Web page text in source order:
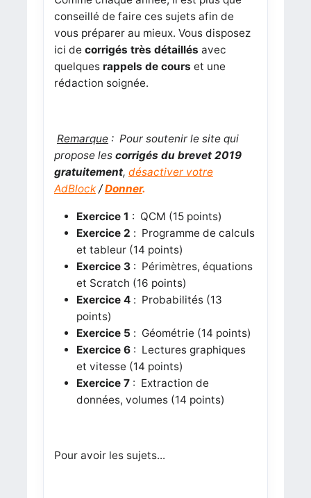
conseillé de faire ces sujets afin de
vous préparer au mieux. Vous disposez
ici de corrigés très détaillés avec
quelques rappels de cours et une
rédaction soignée.
Remarque: Pour soutenir le site qui
propose les corrigés du brevet 2019
gratuitement, désactiver votre
AdBlock / Donner.
Exercice 1 : QCM (15 points)
Exercice 2 : Programme de calculs
et tableur (14 points)
Exercice 3: Périmètres, équations
et Scratch (16 points)
Exercice 4 : Probabilités (13
points)
Exercice 5 : Géométrie (14 points)
Exercice 6 : Lectures graphiques
et vitesse (14 points)
Exercice 7 : Extraction de
données, volumes (14 points)
Pour avoir les sujets...